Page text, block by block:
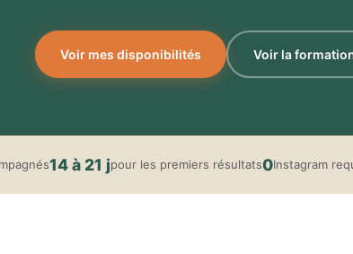
Voir mes disponibilités Voir la
14 à 21 jpour les premiers résultats0Instagram